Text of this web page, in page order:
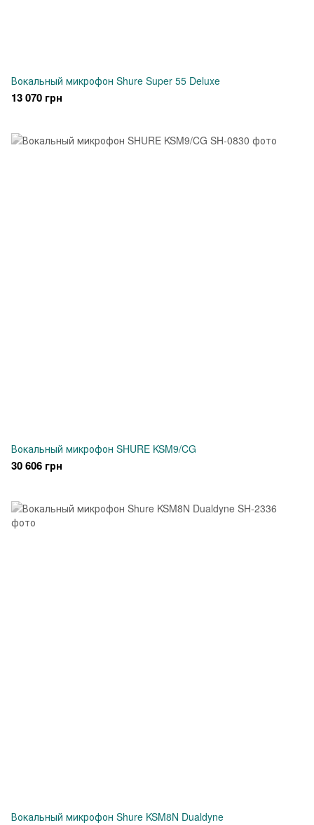
Вокальный микрофон Shure Super 55 Deluxe
13 070 грн
Вокальный микрофон SHURE KSM9/CG
30 606 грн
Вокальный микрофон Shure KSM8N Dualdyne